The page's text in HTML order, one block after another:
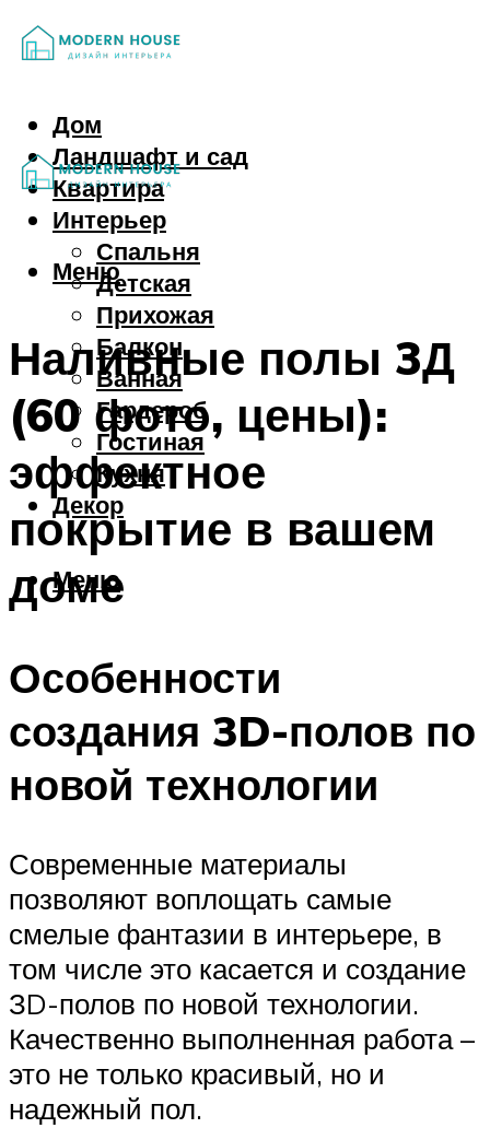
Дом
Ландшафт и сад
Квартира
Интерьер
Спальня
Детская
Прихожая
Балкон
Ванная
Гардероб
Гостиная
Кухня
Декор
Меню
Меню
Наливные полы 3Д
(60 фото, цены):
эффектное
покрытие в вашем
доме
Особенности
создания 3D-полов по
новой технологии
Современные материалы
позволяют воплощать самые
смелые фантазии в интерьере, в
том числе это касается и создание
ЗD-полов по новой технологии.
Качественно выполненная работа –
это не только красивый, но и
надежный пол.